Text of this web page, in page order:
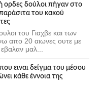
ορδες δούλοι πήγαν στο
του κακού
του Γιαχβε και των
απο 20 αιωνες ουτε με
μαλ...
ειναι δείγμα του μέσου
κάθε έννοια της